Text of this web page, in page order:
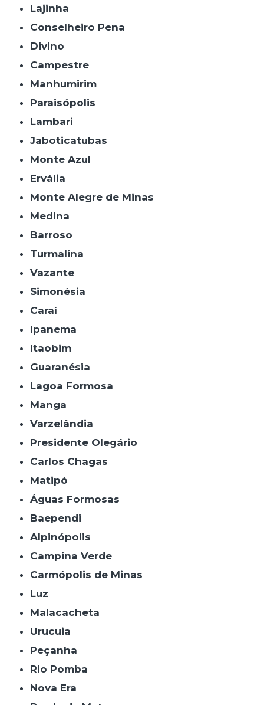
Lajinha
Conselheiro Pena
Divino
Campestre
Manhumirim
Paraisópolis
Lambari
Jaboticatubas
Monte Azul
Ervália
Monte Alegre de Minas
Medina
Barroso
Turmalina
Vazante
Simonésia
Caraí
Ipanema
Itaobim
Guaranésia
Lagoa Formosa
Manga
Varzelândia
Presidente Olegário
Carlos Chagas
Matipó
Águas Formosas
Baependi
Alpinópolis
Campina Verde
Carmópolis de Minas
Luz
Malacacheta
Urucuia
Peçanha
Rio Pomba
Nova Era